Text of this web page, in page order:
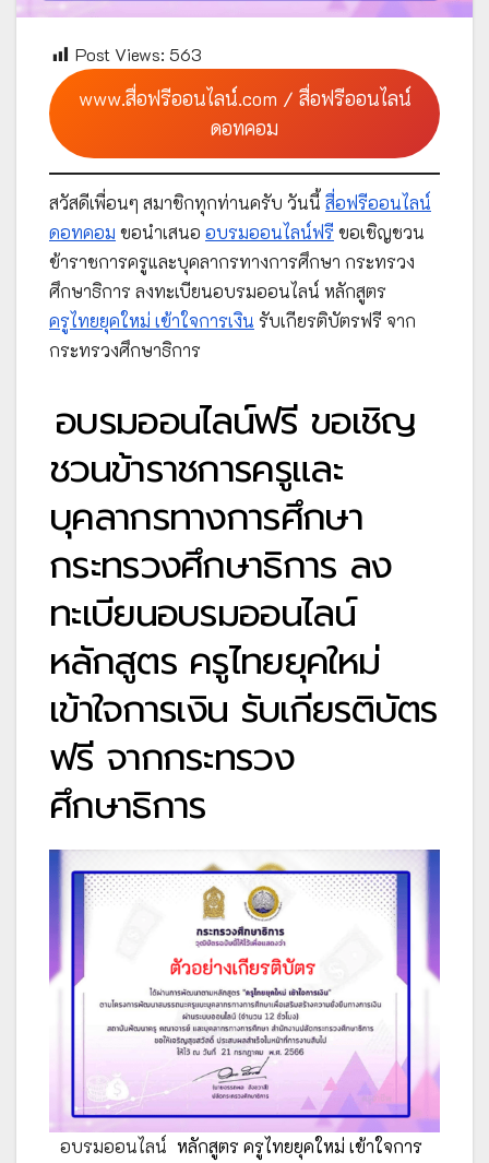
Post Views: 563
www.สื่อฟรีออนไลน์.com / สื่อฟรีออนไลน์
ดอทคอม
สวัสดีเพื่อนๆ สมาชิกทุกท่านครับ วันนี้ สื่อฟรีออนไลน์
ดอทคอม ขอนำเสนอ อบรมออนไลน์ฟรี ขอเชิญชวน
ข้าราชการครูและบุคลากรทางการศึกษา กระทรวง
ศึกษาธิการ ลงทะเบียนอบรมออนไลน์ หลักสูตร
ครูไทยยุคใหม่ เข้าใจการเงิน รับเกียรติบัตรฟรี จาก
กระทรวงศึกษาธิการ
อบรมออนไลน์ฟรี ขอเชิญ
ชวนข้าราชการครูและ
บุคลากรทางการศึกษา
กระทรวงศึกษาธิการ ลง
ทะเบียนอบรมออนไลน์
หลักสูตร ครูไทยยุคใหม่
เข้าใจการเงิน รับเกียรติบัตร
ฟรี จากกระทรวง
ศึกษาธิการ
อบรมออนไลน์ หลักสูตร ครูไทยยุคใหม่ เข้าใจการ